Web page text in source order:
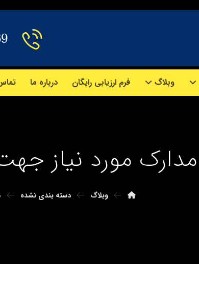
وبلاگ فرم ارزیابی رایگان درباره ما
مدارک مورد نیاز
وبلاگ دسته بندی نشده